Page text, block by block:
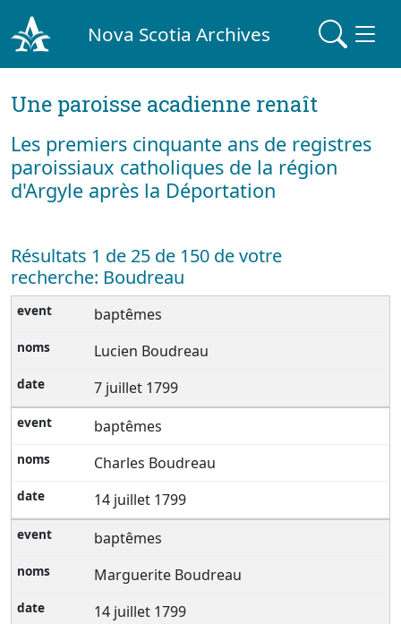
Nova Scotia Archives
Une paroisse acadienne renaît
Les premiers cinquante ans de registres
paroissiaux catholiques de la région
d'Argyle après la Déportation
Résultats 1 de 25 de 150 de votre
recherche: Boudreau
baptêmes
Lucien Boudreau
7 juillet 1799
baptêmes
Charles Boudreau
14 juillet 1799
baptêmes
Marguerite Boudreau
14 juillet 1799